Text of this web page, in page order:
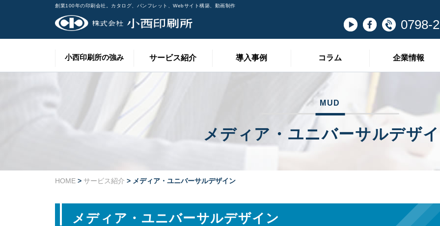
創業100年の印刷会社。カタログ、パンフレット、Webサイト構築、動画制作
0798-
小西印刷所の強み サービス紹介 導入事例 コラム 企業情報
MUD
メディア・ユニバーサルデザ
HOME > サービス紹介 > メディア・ユニバーサルデザイン
メディア・ユニバーサルデザイン